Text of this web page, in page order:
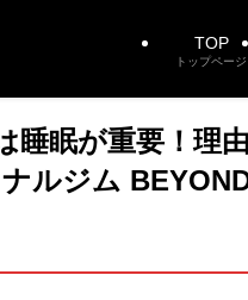
TOP
トップページ
睡眠が重要！理
ルジム BEYOND